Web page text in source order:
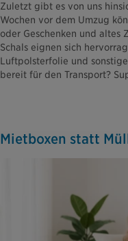
Zuletzt gibt es von uns
Wochen vor dem Umzug
oder Geschenken und altes
Schals eignen sich
Luftpolsterfolie und
bereit für den Transport?
Mietboxen statt